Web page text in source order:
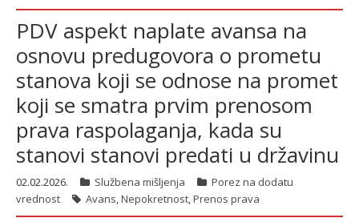
PDV aspekt naplate avansa na
osnovu predugovora o prometu
stanova koji se odnose na promet
koji se smatra prvim prenosom
prava raspolaganja, kada su
stanovi stanovi predati u državinu
02.02.2026. Službena mišljenja
Porez na dodatu
vrednost
Avans,Nepokretnost,Prenos prava